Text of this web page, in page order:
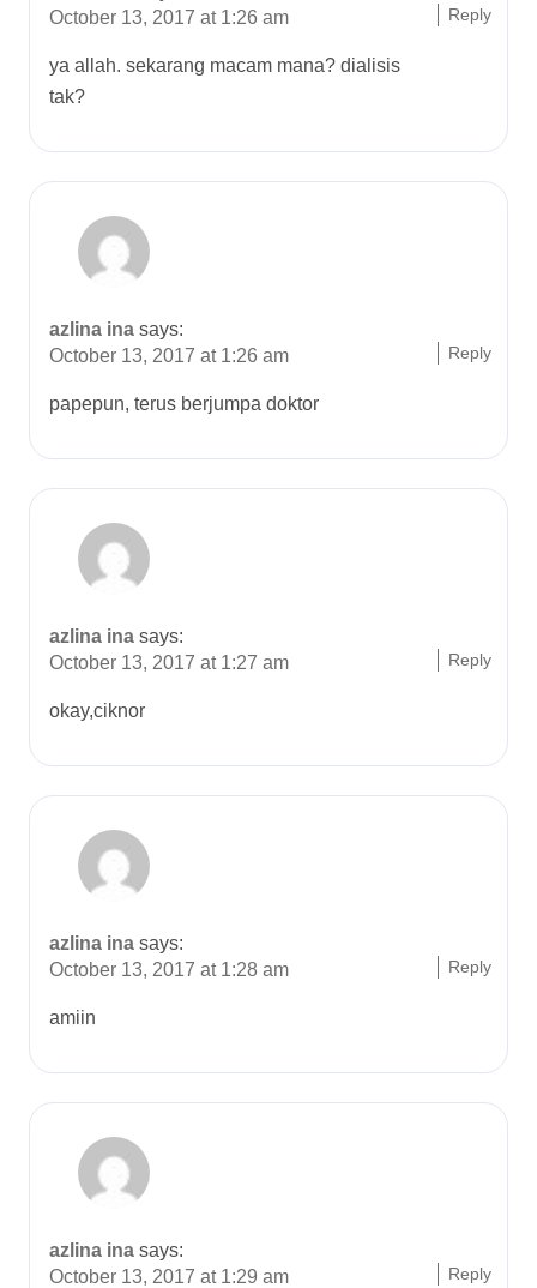
October 13, 2017 at 1:26 am
ya allah. sekarang macam mana? dialisis
tak?
Reply
azlina ina says:
October 13, 2017 at 1:26 am
papepun, terus berjumpa doktor
Reply
azlina ina says:
October 13, 2017 at 1:27 am
okay,ciknor
Reply
azlina ina says:
October 13, 2017 at 1:28 am
amiin
Reply
azlina ina says:
October 13, 2017 at 1:29 am
Reply